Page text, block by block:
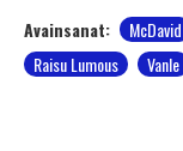
Avainsanat:
McDavid
Raisu Lumous
Vanle